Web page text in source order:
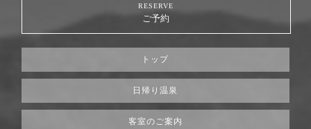
RESERVE
ご予約
トップ
日帰り温泉
客室のご案内